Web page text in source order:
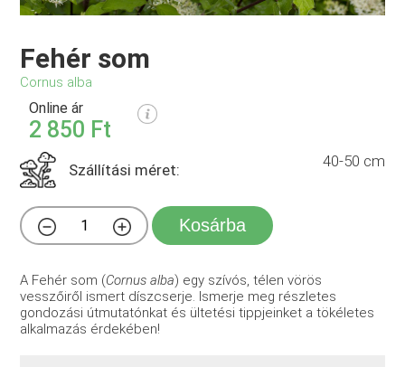
Fehér som
Cornus alba
Online ár
2 850 Ft
Szállítási méret: 40-50 cm
Kosárba
A Fehér som (Cornus alba) egy szívós, télen vörös
vesszőiről ismert díszcserje. Ismerje meg részletes
gondozási útmutatónkat és ültetési tippjeinket a tökéletes
alkalmazás érdekében!